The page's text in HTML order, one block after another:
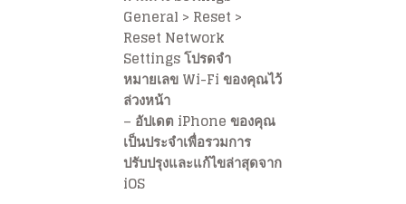
General > Reset >
Reset Network
Settings โปรดจำ
หมายเลข Wi-Fi ของคุณไว้
ล่วงหน้า
– อัปเดต iPhone ของคุณ
เป็นประจำเพื่อรวมการ
ปรับปรุงและแก้ไขล่าสุดจาก
iOS